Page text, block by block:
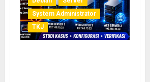
System Administrator
TKJ